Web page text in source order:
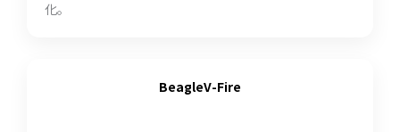
化。
BeagleV-Fire